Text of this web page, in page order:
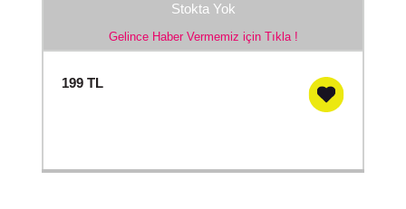
Stokta Yok
Gelince Haber Vermemiz için Tıkla !
199 TL